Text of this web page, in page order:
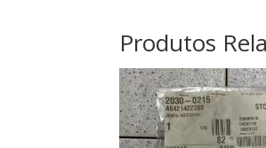
Produtos